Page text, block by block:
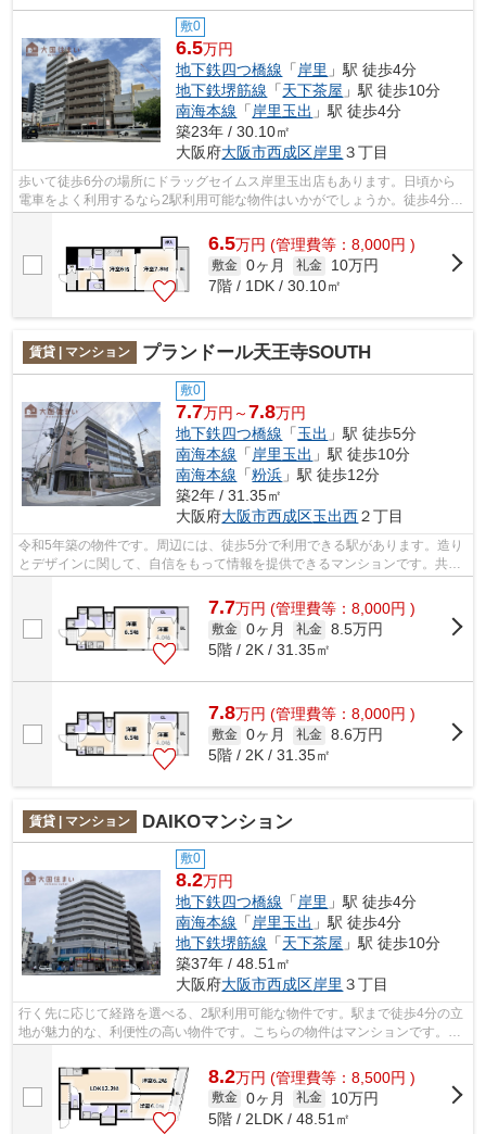
敷0
6.5万円
地下鉄四つ橋線 「 岸里 」駅 徒歩4分
地下鉄堺筋線 「天下茶屋 」駅 徒歩10分
南海本線 「 岸里玉出 」駅 徒歩4分
築23年 / 30.10㎡
大阪府大阪市西成区岸里 ３丁目
歩いて徒歩6分の場所にドラッグセイムス岸里玉出店もあります。日頃から
電車をよく利用するなら2駅利用可能な物件はいかがでしょうか。徒歩4分で
駅にアクセス可能な、魅力的な駅近物件...
6.5万円 (管理費等：8,000円 )
敷金 0ヶ月 礼金
10万円
7階 / 1DK / 30.10㎡
賃貸 | マンション プランドール天王寺SOUTH
敷0
7.7万円～7.8万円
地下鉄四つ橋線 「玉出 」駅 徒歩5分
南海本線 「 岸里玉出 」駅 徒歩10分
南海本線 「粉浜 」駅 徒歩12分
築2年 / 31.35㎡
大阪府大阪市西成区玉出西２丁目
令和5年築の物件です。周辺には、徒歩5分で利用できる駅があります。造り
とデザインに関して、自信をもって情報を提供できるマンションです。共用
部にはエレベータ・敷地内ごみ置き場...
7.7万円 (管理費等：8,000円 )
敷金 0ヶ月 礼金 8.5万円
5階 / 2K / 31.35㎡
7.8万円 (管理費等：8,000円 )
敷金 0ヶ月 礼金 8.6万円
5階 / 2K / 31.35㎡
賃貸 | マンション DAIKOマンション
敷0
8.2万円
地下鉄四つ橋線 「岸里 」駅 徒歩4分
南海本線 「岸里玉出 」駅 徒歩4分
地下鉄堺筋線 「天下茶屋 」駅 徒歩10分
築37年 / 48.51㎡
大阪府大阪市西成区岸里 ３丁目
行く先に応じて経路を選べる、2駅利用可能な物件です。駅まで徒歩4分の立
地が魅力的な、利便性の高い物件です。こちらの物件はマンションです。共
8.2万円 (管理費等：8,500円 )
敷金 0ヶ月 礼金
10万円
5階 / 2LDK / 48.51㎡